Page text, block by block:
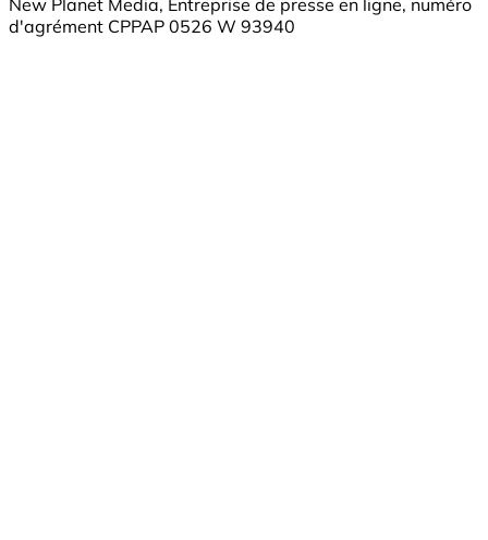
New Planet Media, Entreprise de presse en ligne, numéro
d'agrément CPPAP 0526 W 93940